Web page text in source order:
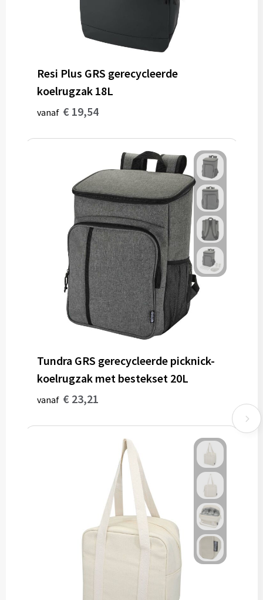
Resi Plus GRS gerecycleerde
koelrugzak 18L
vanaf € 19,54
Tundra GRS gerecycleerde picknick-
koelrugzak met bestekset 20L
vanaf € 23,21